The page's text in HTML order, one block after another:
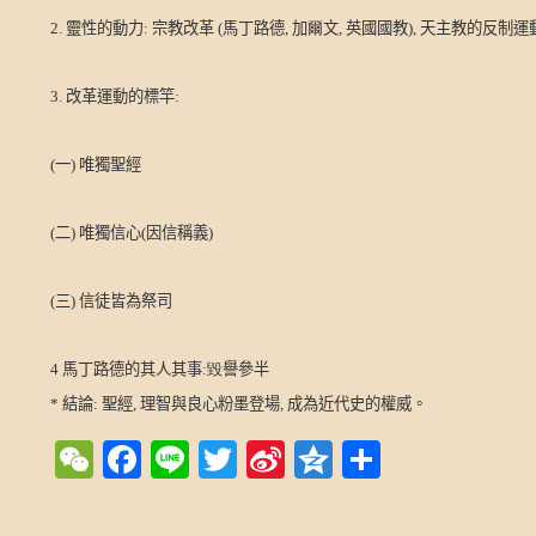
2. 靈性的動力: 宗教改革 (馬丁路德, 加爾文, 英國國教), 天主教的反制運
3. 改革運動的標竿:
(一) 唯獨聖經
(二) 唯獨信心(因信稱義)
(三) 信徒皆為祭司
4 馬丁路德的其人其事:毀譽參半
* 結論: 聖經, 理智與良心粉墨登場, 成為近代史的權威。
WeChat
Facebook
LineTwitterSinaQzone